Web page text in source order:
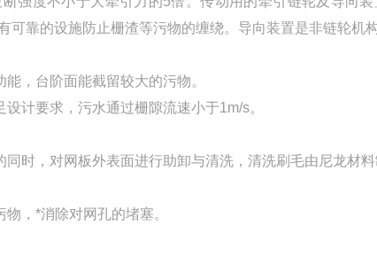
靠的设施防止栅渣等污物的缠绕。导向装置是非链轮机
，台阶面能截留较大的污物。
计要求，污水通过栅隙流速小于1m/s。
时，对网板外表面进行助卸与清洗，清洗刷毛由尼龙材
，*消除对网孔的堵塞。